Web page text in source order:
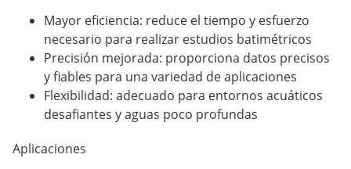
Mayor eficiencia: reduce el tiempo y esfuerzo
necesario para realizar estudios batimétricos
Precisión mejorada: proporciona datos precisos
y fiables para una variedad de aplicaciones
Flexibilidad: adecuado para entornos acuáticos
desafiantes y aguas poco profundas
Aplicaciones